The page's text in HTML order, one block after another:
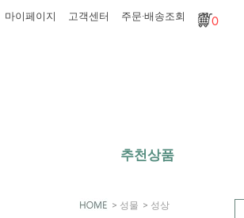
마이페이지 고객센터 주문·배송조회 0
추천상품
> 성물 > 성상